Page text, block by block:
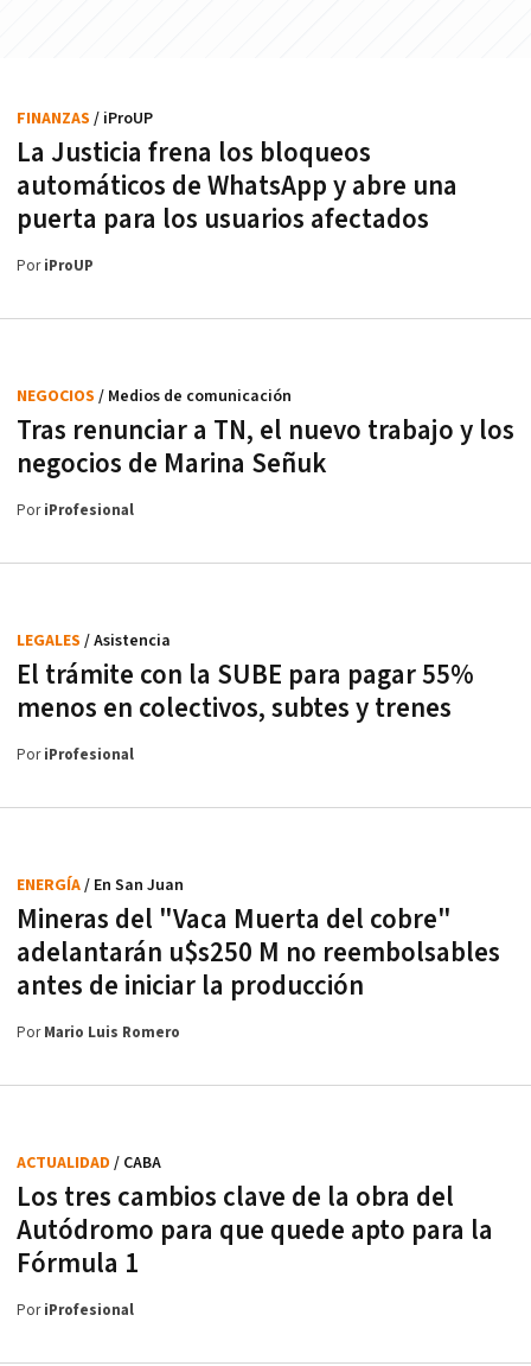
La Justicia frena los bloqueos
automáticos de WhatsApp y abre una
puerta para los usuarios afectados
FINANZAS / iProUP
PoriProUP
Tras renunciar a TN, el nuevo trabajo y los
negocios de Marina Señuk
NEGOCIOS / Medios de comunicación
PoriProfesional
El trámite con la SUBE para pagar 55%
menos en colectivos, subtes y trenes
LEGALES / Asistencia
PoriProfesional
Mineras del "Vaca Muerta del cobre"
adelantarán u$s250 M no reembolsables
antes de iniciar la producción
ENERGÍA/ En San Juan
PorMario Luis Romero
Los tres cambios clave de la obra del
Autódromo para que quede apto para la
Fórmula 1
ACTUALIDAD / CABA
PoriProfesional